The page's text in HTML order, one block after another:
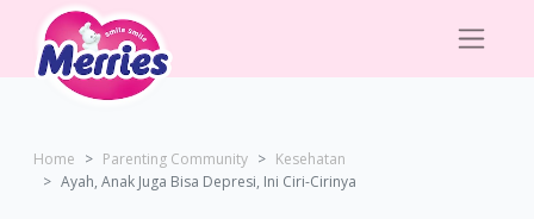
Home Parenting Community
Kesehatan
Ayah, Anak Juga Bisa Depresi, Ini Ciri-Cirinya